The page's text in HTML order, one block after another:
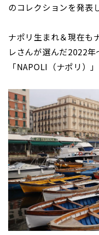
のコレクションを発表
ナポリ生まれ＆現在も
レさんが選んだ2022
「NAPOLI（ナポリ）」